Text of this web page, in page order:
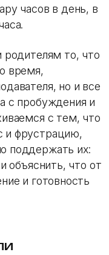
часов в день, в
родителям то, что
время,
но и все
с пробуждения и
с тем, что
и фрустрацию,
поддержать их:
объяснить, что от
и готовность